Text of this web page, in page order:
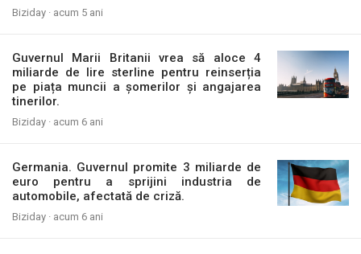
Biziday · acum 5 ani
Guvernul Marii Britanii vrea să aloce 4
miliarde de lire sterline pentru reinserția
pe piața muncii a șomerilor și angajarea
tinerilor.
Biziday · acum 6 ani
Germania. Guvernul promite 3 miliarde de
euro pentru a sprijini industria de
automobile, afectată de criză.
Biziday · acum 6 ani